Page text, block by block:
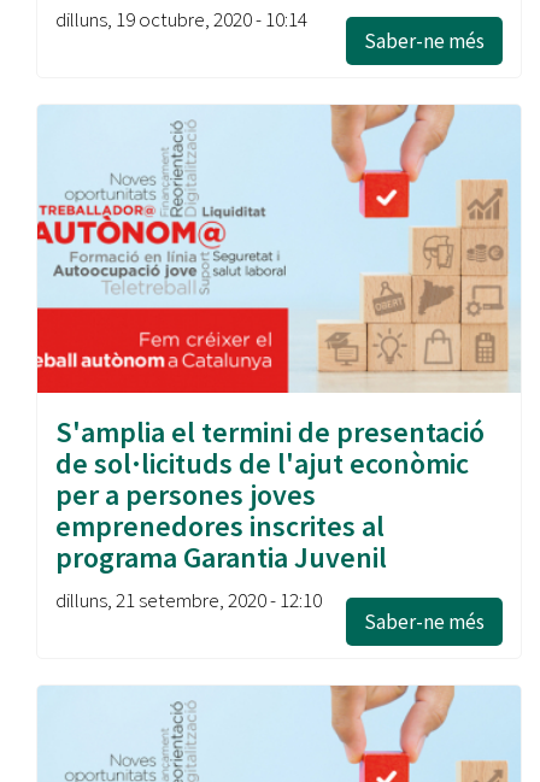
dilluns, 19 octubre, 2020 - 10:14
Saber-ne més
S'amplia el termini de presentació
de sol·licituds de l'ajut econòmic
per a persones joves
emprenedores inscrites al
programa Garantia Juvenil
dilluns, 21 setembre, 2020 - 12:10
Saber-ne més